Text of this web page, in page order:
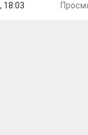
18:03